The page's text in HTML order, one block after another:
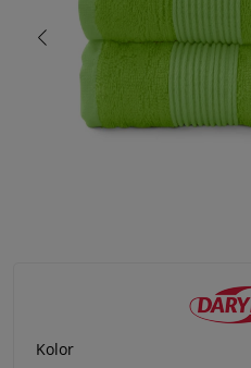
Kolor